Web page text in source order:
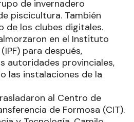
de invernadero
piscicultura. También
de los clubes digitales.
en el Instituto
para después,
autoridades provinciales,
las instalaciones de la
al Centro de
de Formosa (CIT).